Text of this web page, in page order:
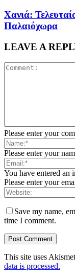
Χανιά:
Παλαιόχωρα
LEAVE A
Please enter your
Please enter your
You have entered an
Please enter your
Save my name,
time I comment.
This site uses
data is processed.